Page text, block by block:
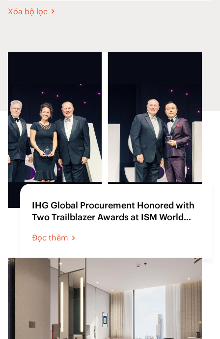
Xóa bộ lọc
IHG Global Procurement Honored with
Two Trailblazer Awards at ISM World
Đọc thêm